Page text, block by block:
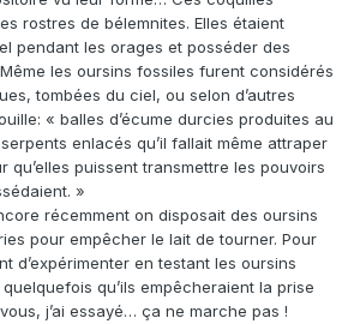
rostres de bélemnites. Elles étaient
pendant les orages et posséder des
les oursins fossiles furent considérés
tombées du ciel, ou selon d’autres
« balles d’écume durcies produites au
enlacés qu’il fallait même attraper
qu’elles puissent transmettre les pouvoirs
»
récemment on disposait des oursins
pour empêcher le lait de tourner. Pour
d’expérimenter en testant les oursins
qu’ils empêcheraient la prise
j’ai essayé… ça ne marche pas !